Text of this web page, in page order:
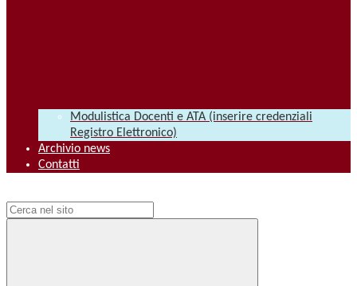
Modulistica Docenti e ATA (inserire credenziali
Registro Elettronico)
Archivio news
Contatti